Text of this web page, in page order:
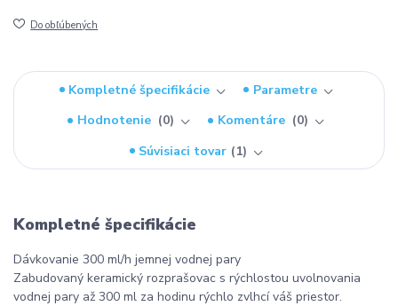
Do obľúbených
Kompletné špecifikácie
Parametre
Hodnotenie
0 Komentáre
0
Súvisiaci tovar
1
Kompletné špecifikácie
Dávkovanie 300 ml/h jemnej vodnej pary
Zabudovaný keramický rozprašovac s rýchlostou uvolnovania
vodnej pary až 300 ml za hodinu rýchlo zvlhcí váš priestor.